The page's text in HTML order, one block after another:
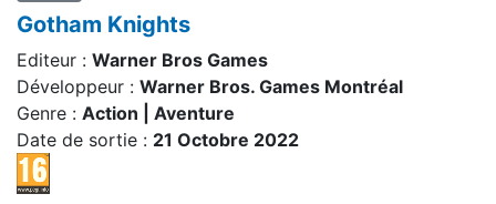
Gotham Knights
Editeur : Warner Bros Games
Développeur : Warner Bros. Games Montréal
Genre : Action | Aventure
Date de sortie : 21 Octobre 2022